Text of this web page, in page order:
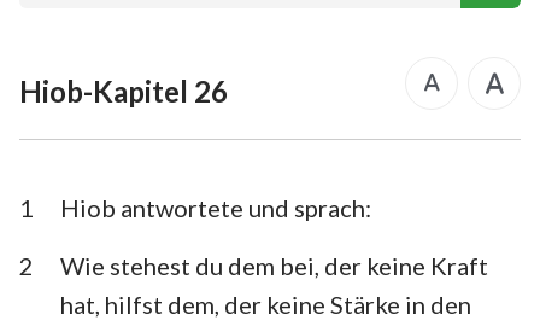
1. Chronik
Esra Nehemia
Esther Hiob
Psalm Sprüche
Prediger Hohelied
Hiob-Kapitel 26
1
Hiob antwortete und sprach:
2
Wie stehest du dem bei, der keine Kraft
hat, hilfst dem, der keine Stärke in den